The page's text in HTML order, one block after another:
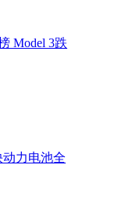
Model 3跌
力电池全